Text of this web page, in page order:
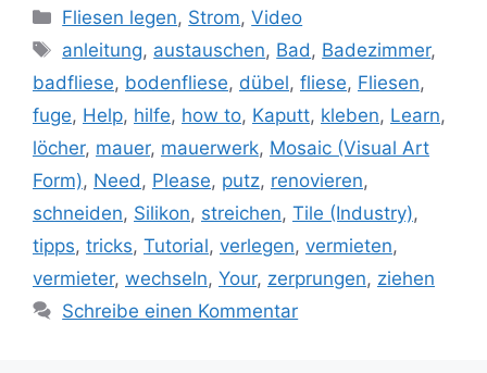
Kategorien
Fliesen legen, Strom,Video
Schlagwörter
anleitung, austauschen, Bad , Badezimmer,
badfliese, bodenfliese, dübel, fliese, Fliesen,
fuge, Help, hilfe, how to, Kaputt, kleben, Learn,
löcher, mauer, mauerwerk, Mosaic (Visual Art
Form), Need , Please, putz, renovieren,
schneiden, Silikon, streichen, Tile (Industry),
tipps, tricks, Tutorial, verlegen, vermieten,
vermieter, wechseln, Your, zerprungen, ziehen
Schreibe einen Kommentar